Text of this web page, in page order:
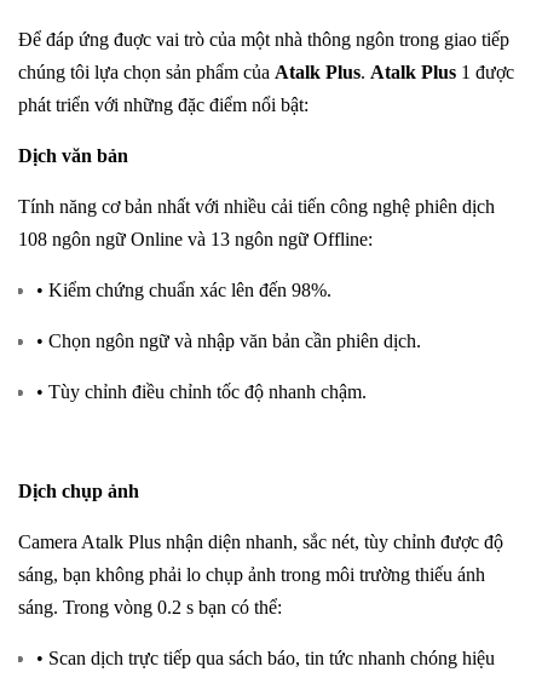
Để đáp ứng đuợc vai trò của một nhà thông ngôn trong giao tiếp
chúng tôi lựa chọn sản phẩm của Atalk Plus. Atalk Plus 1 được
phát triển với những đặc điểm nổi bật:
Dịch văn bản
Tính năng cơ bản nhất với nhiều cải tiến công nghệ phiên dịch
108 ngôn ngữ Online và 13 ngôn ngữ Offline:
• Kiểm chứng chuẩn xác lên đến 98%.
• Chọn ngôn ngữ và nhập văn bản cần phiên dịch.
• Tùy chỉnh điều chỉnh tốc độ nhanh chậm.
Dịch chụp ảnh
Camera Atalk Plus nhận diện nhanh, sắc nét, tùy chỉnh được độ
sáng, bạn không phải lo chụp ảnh trong môi trường thiếu ánh
sáng. Trong vòng 0.2 s bạn có thể:
• Scan dịch trực tiếp qua sách báo, tin tức nhanh chóng hiệu